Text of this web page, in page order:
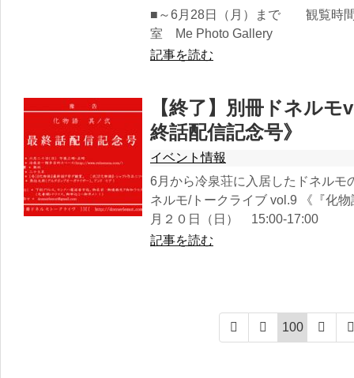
■～6月28日（月）まで 観覧時
室 Me Photo Gallery
記事を読む
【終了】別冊ドネル
終話配信記念号》
イベント情報
6月から冷泉荘に入居したドネル
ネルモ/トークライブ vol.9 《『化
月２０日（日） 15:00-17:00
記事を読む
100